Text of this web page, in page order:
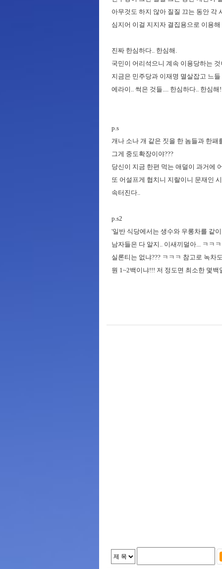
아무것도 하지 않아 질질 끄는 동안 각
심지어 이걸 지지자 결집용으로 이용
진짜 한심하다.. 한심해.
국민이 어리석으니 계속 이용당하는 것
지금은 민주당과 이재명 멸살잡고 느
에라이.. 썩은 것들.... 한심하다.. 한심해
p.s
개나 소나 개 같은 짓을 한 놈들과 한패
그게 중도확장이야???
당신이 지금 한편 먹는 애덜이 과거에
또 어설프게 협치니 지랄이니 문재인
속터진다..
p.s2
'일반 식당에서는 생수와 우롱차를 같
남자들은 다 알지.. 이새끼덜아... ㅋㅋㅋ
실론티는 없냐??? ㅋㅋㅋ 참고로 녹차
뭔 1~2백이냐!!! 저 정도면 최소한 몇백